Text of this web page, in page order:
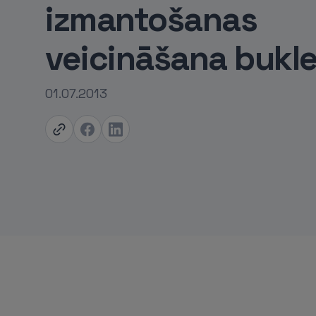
izmantošanas
veicināšana
01.07.2013